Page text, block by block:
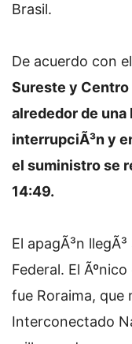
Brasil.
De acuerdo con
Sureste y Centro
alrededor de
interrupciÃ³n y
el suministro se
14:49.
El apagÃ³n
Federal. El
fue Roraima, que
Interconectado